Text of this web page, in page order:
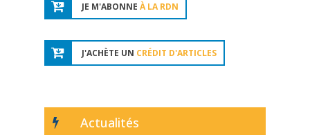
JE M'ABONNE À LA RDN
J'ACHÈTE UN CRÉDIT D'ARTICLES
Actualités